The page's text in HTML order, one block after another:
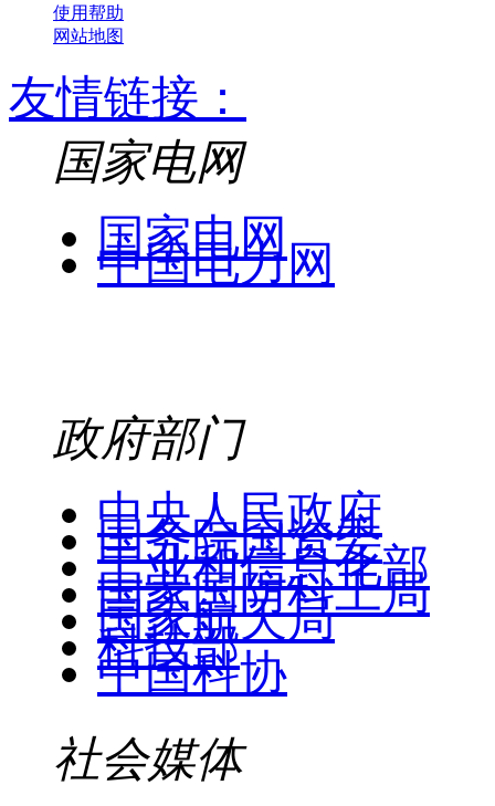
使用帮助
网站地图
友情链接：
国家电网
国家电网
中国电力网
政府部门
中央人民政府
国务院国资委
工业和信息化部
国家国防科工局
国家航天局
科技部
中国科协
社会媒体